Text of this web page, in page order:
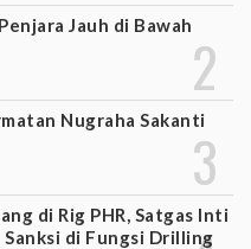
Jauh di Bawah
Nugraha Sakanti
di Rig PHR, Satgas Inti
di Fungsi Drilling